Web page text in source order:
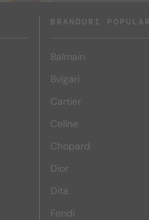
BRANDURI
Balmain
Bvlgari
Cartier
Celine
Chopard
Dior
Dita
Fendi